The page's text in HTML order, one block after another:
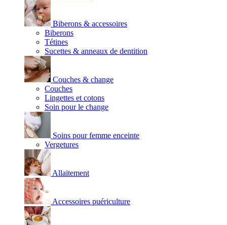
Biberons & accessoires
Biberons
Tétines
Sucettes & anneaux de dentition
Couches & change
Couches
Lingettes et cotons
Soin pour le change
Soins pour femme enceinte
Vergetures
Allaitement
Accessoires puériculture